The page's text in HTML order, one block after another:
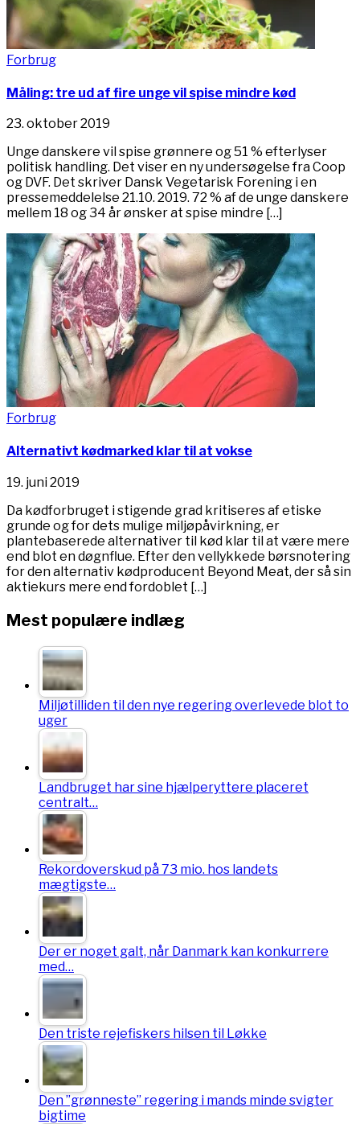
Forbrug
Måling: tre ud af fire unge vil spise mindre kød
23. oktober 2019
Unge danskere vil spise grønnere og 51 % efterlyser
politisk handling. Det viser en ny undersøgelse fra Coop
og DVF. Det skriver Dansk Vegetarisk Forening i en
pressemeddelelse 21.10. 2019. 72 % af de unge danskere
mellem 18 og 34 år ønsker at spise mindre […]
Forbrug
Alternativt kødmarked klar til at vokse
19. juni 2019
Da kødforbruget i stigende grad kritiseres af etiske
grunde og for dets mulige miljøpåvirkning, er
plantebaserede alternativer til kød klar til at være mere
end blot en døgnflue. Efter den vellykkede børsnotering
for den alternativ kødproducent Beyond Meat, der så sin
aktiekurs mere end fordoblet […]
Mest populære indlæg
Miljøtilliden til den nye regering overlevede blot to
uger
Landbruget har sine hjælperyttere placeret
centralt…
Rekordoverskud på 73 mio. hos landets
mægtigste…
Der er noget galt, når Danmark kan konkurrere
med…
Den triste rejefiskers hilsen til Løkke
Den ”grønneste” regering i mands minde svigter
bigtime